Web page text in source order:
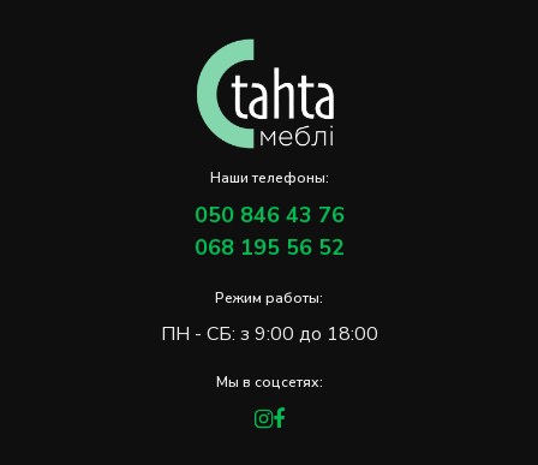
Наши телефоны:
050 846 43 76
068 195 56 52
Режим работы:
ПН - СБ: з 9:00 до 18:00
Мы в соцсетях: